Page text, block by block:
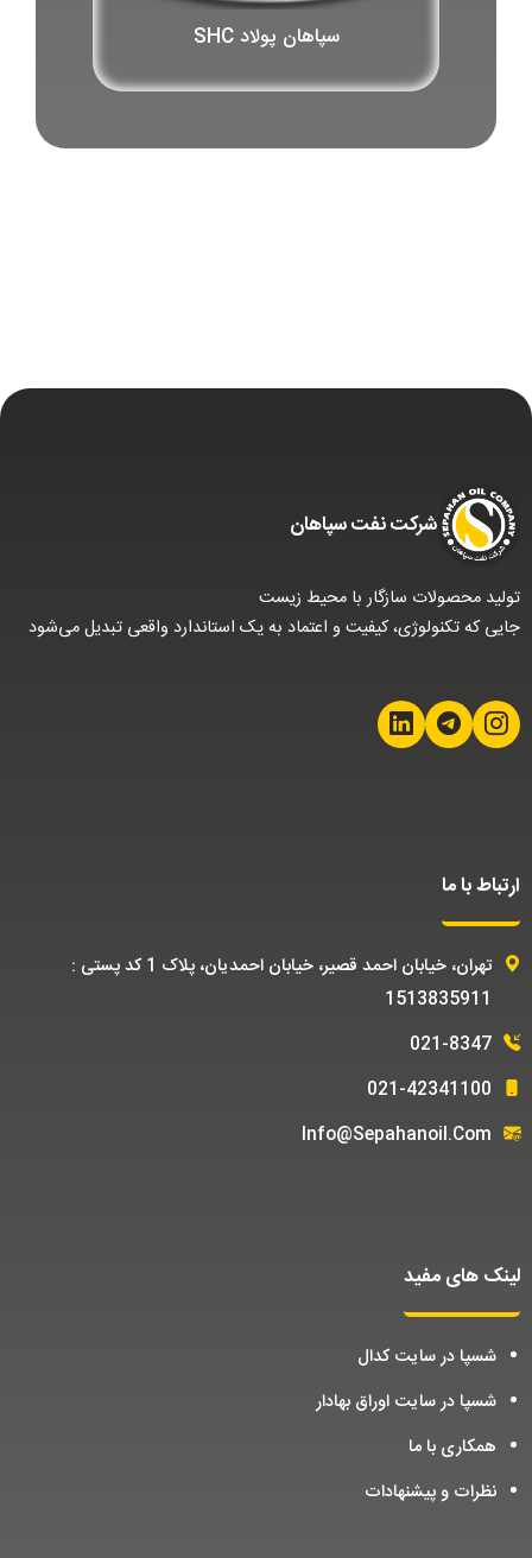
سپاهان پولاد SHC
شركت نفت سپاهان
تولید محصولات سازگار با محیط زیست
جایی که تکنولوژی، کیفیت و اعتماد به یک استاندارد واقعی تبدیل می‌شود
ارتباط با ما
تهران، خیابان احمد قصیر، خیابان احمدیان، پلاک 1 کد پستی :
1513835911
021-8347
021-42341100
Info@sepahanoil.com
لینک های مفید
شسپا در سایت کدال
شسپا در سایت اوراق بهادار
همکاری با ما
نظرات و پیشنهادات